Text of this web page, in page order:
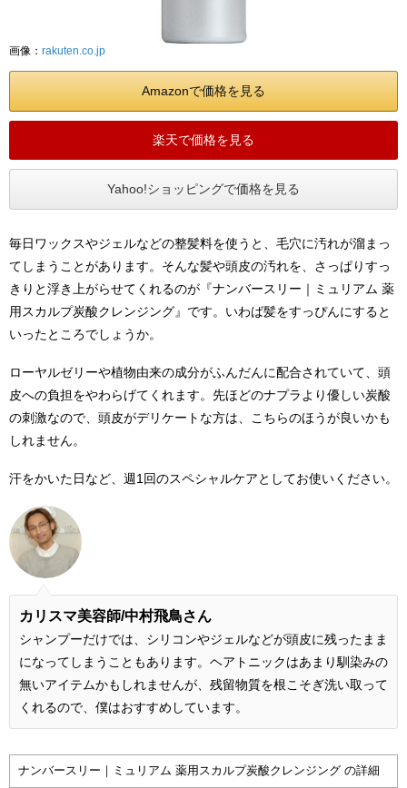
画像： rakuten.co.jp
Amazonで価格を見る
楽天で価格を見る
Yahoo!ショッピングで価格を見る
毎日ワックスやジェルなどの整髪料を使うと、毛穴に汚れが溜まっ
てしまうことがあります。そんな髪や頭皮の汚れを、さっぱりすっ
きりと浮き上がらせてくれるのが『ナンバースリー｜ミュリアム 薬
用スカルプ炭酸クレンジング』です。いわば髪をすっぴんにすると
いったところでしょうか。
ローヤルゼリーや植物由来の成分がふんだんに配合されていて、頭
皮への負担をやわらげてくれます。先ほどのナプラより優しい炭酸
の刺激なので、頭皮がデリケートな方は、こちらのほうが良いかも
しれません。
汗をかいた日など、週1回のスペシャルケアとしてお使いください。
カリスマ美容師/中村飛鳥さん
シャンプーだけでは、シリコンやジェルなどが頭皮に残ったまま
になってしまうこともあります。ヘアトニックはあまり馴染みの
無いアイテムかもしれませんが、残留物質を根こそぎ洗い取って
くれるので、僕はおすすめしています。
ナンバースリー｜ミュリアム 薬用スカルプ炭酸クレンジング の詳細